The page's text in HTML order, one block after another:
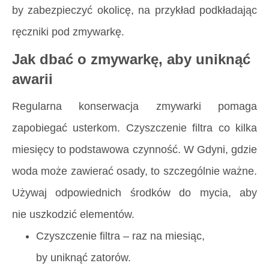
by zabezpieczyć okolicę, na przykład podkładając
ręczniki pod zmywarkę.
Jak dbać o zmywarkę, aby uniknąć
awarii
Regularna konserwacja zmywarki pomaga
zapobiegać usterkom. Czyszczenie filtra co kilka
miesięcy to podstawowa czynność. W Gdyni, gdzie
woda może zawierać osady, to szczególnie ważne.
Używaj odpowiednich środków do mycia, aby
nie uszkodzić elementów.
Czyszczenie filtra – raz na miesiąc,
by uniknąć zatorów.